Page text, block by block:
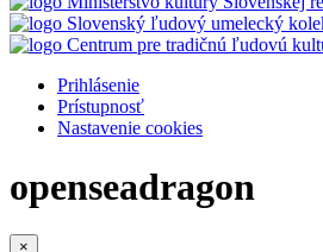
Prihlásenie
Prístupnosť
Nastavenie cookies
openseadragon
×